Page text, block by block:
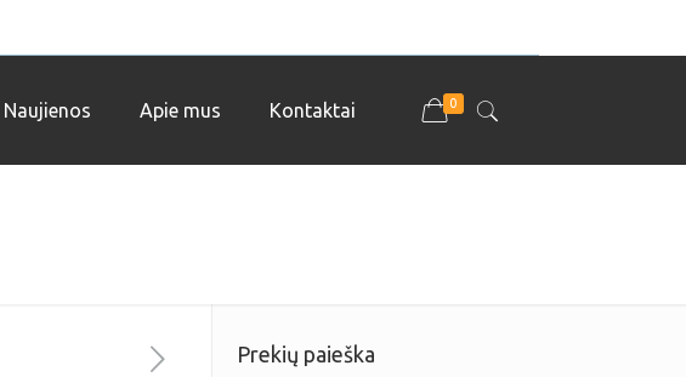
Naujienos Apie mus Kontaktai 0
Prekių paieška